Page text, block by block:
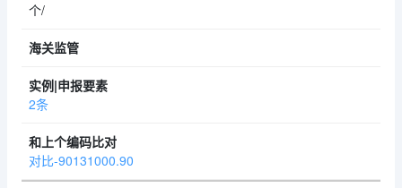
个/
2条
对比-90131000.90